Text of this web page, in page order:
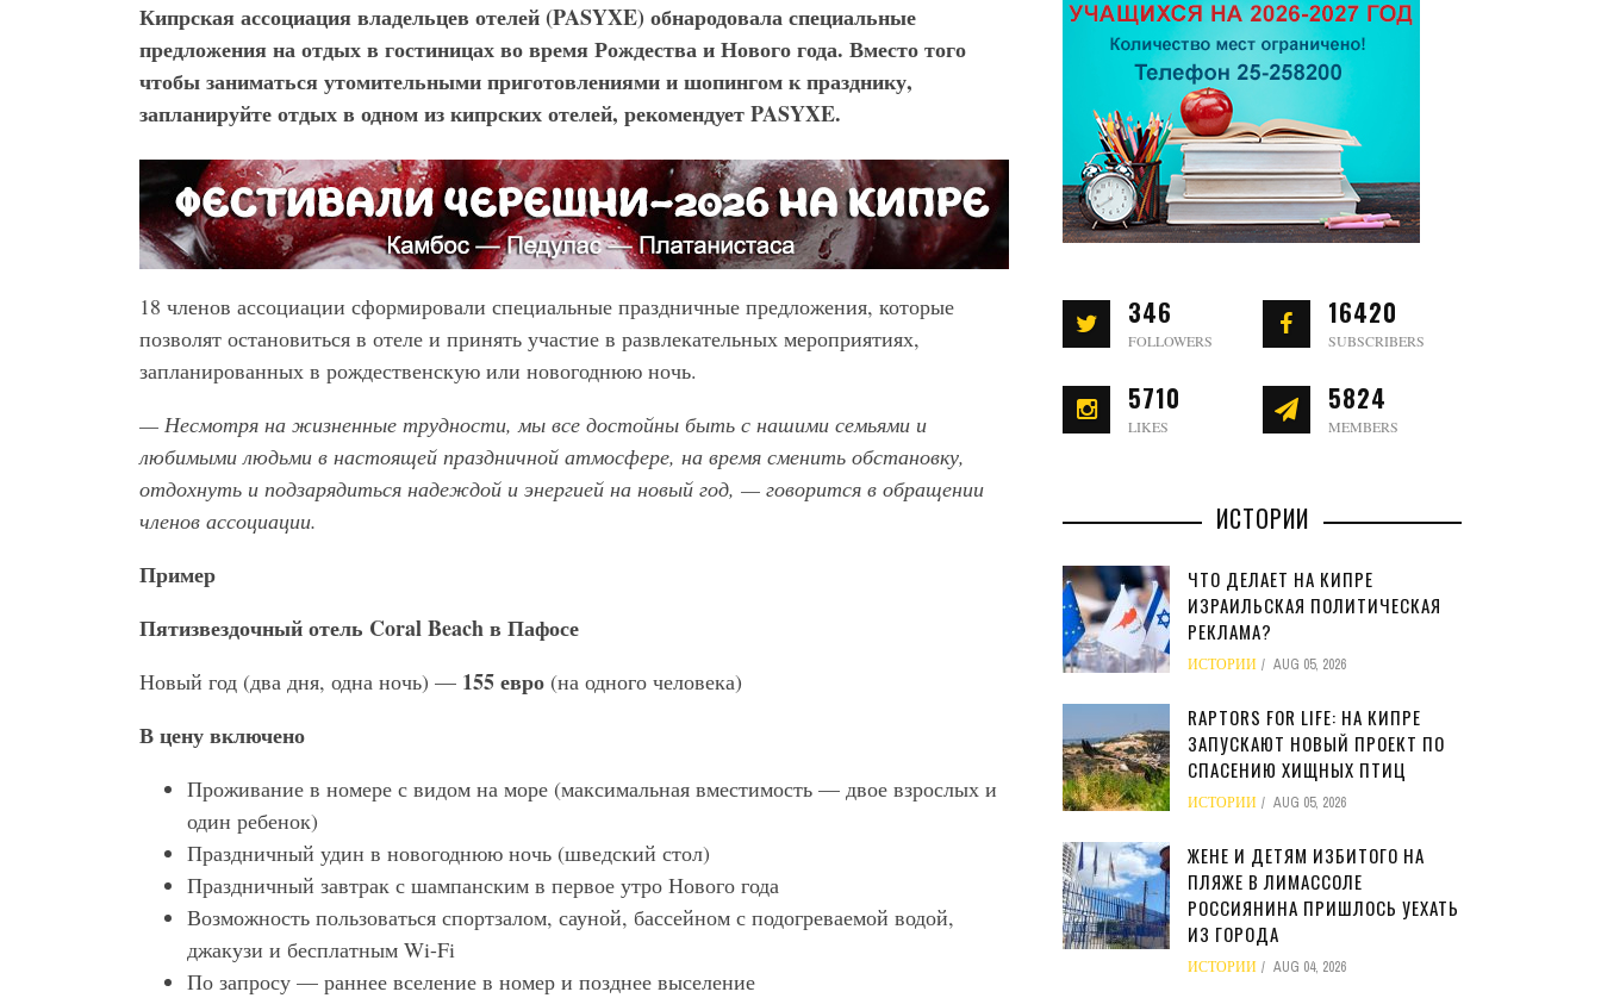
Кипрская ассоциация владельцев отелей (PASYXE) обнародовала специальные
предложения на отдых в гостиницах во время Рождества и Нового года. Вместо того
чтобы заниматься утомительными приготовлениями и шопингом к празднику,
запланируйте отдых в одном из кипрских отелей, рекомендует PASYXE.
18 членов ассоциации сформировали специальные праздничные предложения, которые
позволят остановиться в отеле и принять участие в развлекательных мероприятиях,
запланированных в рождественскую или новогоднюю ночь.
— Несмотря на жизненные трудности, мы все достойны быть с нашими семьями и
любимыми людьми в настоящей праздничной атмосфере, на время сменить обстановку,
отдохнуть и подзарядиться надеждой и энергией на новый год, — говорится в обращении
членов ассоциации.
Пример
Пятизвездочный отель CoralBeachв Пафосе
Новый год (два дня, одна ночь) — 155 евро (на одного человека)
В цену включено
Проживание в номере с видом на море (максимальная вместимость — двое взрослых и
один ребенок)
Праздничный удин в новогоднюю ночь (шведский стол)
Праздничный завтрак с шампанским в первое утро Нового года
Возможность пользоваться спортзалом, сауной, бассейном с подогреваемой водой,
джакузи и бесплатным Wi-Fi
По запросу — раннее вселение в номер и позднее выселение
346
FOLLOWERS
16420
SUBSCRIBERS
5710
LIKES
5824
MEMBERS
ИСТОРИИ
ЧТО ДЕЛАЕТ НА КИПРЕ
ИЗРАИЛЬСКАЯ ПОЛИТИЧЕСКАЯ
РЕКЛАМА?
ИСТОРИИ AUG 05, 2026
RAPTORS FOR LIFE: НА КИПРЕ
ЗАПУСКАЮТ НОВЫЙ ПРОЕКТ ПО
СПАСЕНИЮ ХИЩНЫХ ПТИЦ
ИСТОРИИ AUG 05, 2026
ЖЕНЕ И ДЕТЯМ ИЗБИТОГО НА
ПЛЯЖЕ В ЛИМАССОЛЕ
РОССИЯНИНА ПРИШЛОСЬ УЕХАТЬ
ИЗ ГОРОДА
ИСТОРИИ AUG 04, 2026